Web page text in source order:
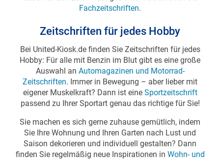
Fachzeitschriften.
Zeitschriften für jedes Hobby
Bei United-Kiosk.de finden Sie Zeitschriften für jedes
Hobby: Für alle mit Benzin im Blut gibt es eine große
Auswahl an Automagazinen und Motorrad-
Zeitschriften. Immer in Bewegung – aber lieber mit
eigener Muskelkraft? Dann ist eine Sportzeitschrift
passend zu Ihrer Sportart genau das richtige für Sie!
Sie machen es sich gerne zuhause gemütlich, indem
Sie Ihre Wohnung und Ihren Garten nach Lust und
Saison dekorieren und individuell gestalten? Dann
finden Sie regelmäßig neue Inspirationen in Wohn- und